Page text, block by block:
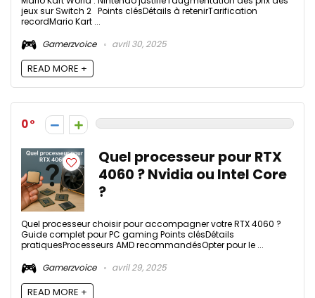
jeux sur Switch 2 Points clésDétails à retenirTarification
recordMario Kart ...
Gamerzvoice
avril 30, 2025
READ MORE +
0
Quel processeur pour RTX
4060 ? Nvidia ou Intel Core
?
Quel processeur choisir pour accompagner votre RTX 4060 ?
Guide complet pour PC gaming Points clésDétails
pratiquesProcesseurs AMD recommandésOpter pour le ...
Gamerzvoice
avril 29, 2025
READ MORE +